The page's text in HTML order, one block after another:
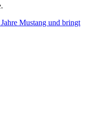
Mustang und bringt